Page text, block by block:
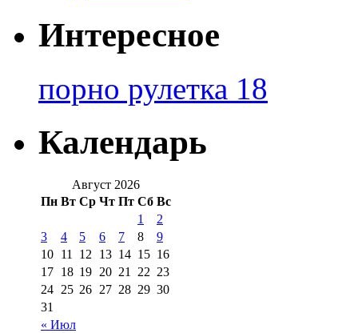
Интересное
порно рулетка 18
Календарь
Август 2026
Пн Вт Ср Чт Пт Сб Вс
« Июл
1
2
3
4 5 6 7 8
9
10 11 12 13 14 15 16
17 18 19 20 21 22 23
24 25 26 27 28 29 30
31